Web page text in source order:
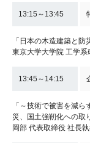
13:15～13:45
「日本の木造建築と防
東京大学大学院 工学
13:45～14:15
「～技術で被害を減
災、国土強靭化への取
岡部 代表取締役 社長